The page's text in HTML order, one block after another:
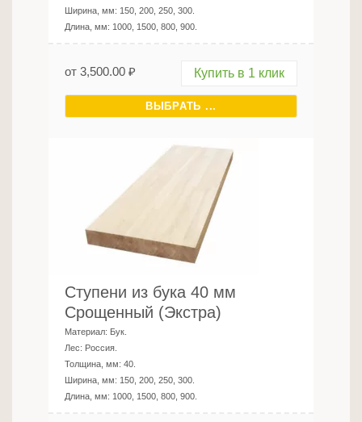
Ширина, мм: 150, 200, 250, 300
Длина, мм: 1000, 1500, 800, 900
от 3,500.00 ₽ Купить в 1 клик
ВЫБРАТЬ ...
Ступени из бука 40 мм
Срощенный (Экстра)
Материал: Бук
Лес: Россия
Толщина, мм: 40
Ширина, мм: 150, 200, 250, 300
Длина, мм: 1000, 1500, 800, 900